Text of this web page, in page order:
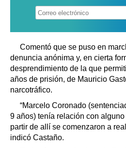
Comentó que se puso en
denuncia anónima y, en cierta
desprendimiento de la que
años de prisión, de Mauricio
narcotráfico.
“Marcelo Coronado
9 años) tenía relación con
partir de allí se comenzaron a
indicó Castaño.